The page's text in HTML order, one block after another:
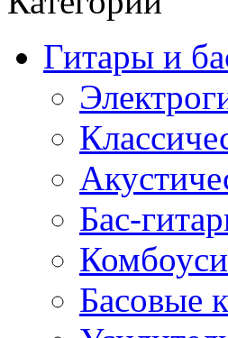
Гитары и
Бас-
Басовые